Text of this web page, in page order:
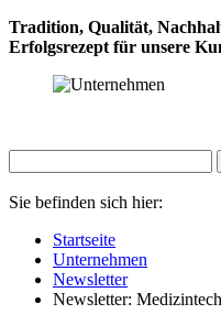
Tradition, Qualität,
Erfolgsrezept für unsere
Sie befinden sich hier:
Startseite
Unternehmen
Newsletter
Newsletter: